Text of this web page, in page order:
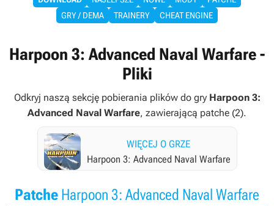
GRY / DEMA
TRAINERY CHEAT ENGINE
Harpoon 3: Advanced Naval Warfare -
Pliki
Odkryj naszą sekcję pobierania plików do gry Harpoon 3:
Advanced Naval Warfare, zawierającą patche (2).
WIĘCEJ O GRZE
Harpoon 3: Advanced Naval Warfare
Patche Harpoon 3: Advanced Naval Warfare